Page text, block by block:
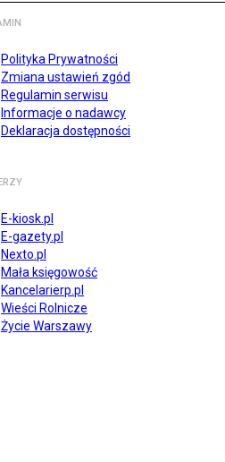
Polityka Prywatności
Zmiana ustawień zgód
Regulamin serwisu
Informacje o nadawcy
Deklaracja dostępności
E-kiosk.pl
E-gazety.pl
Nexto.pl
Mała księgowość
Kancelarierp.pl
Wieści Rolnicze
Życie Warszawy